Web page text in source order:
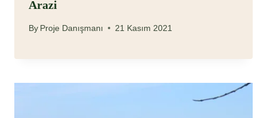
Arazi
By Proje Danışmanı 21 Kasım 2021